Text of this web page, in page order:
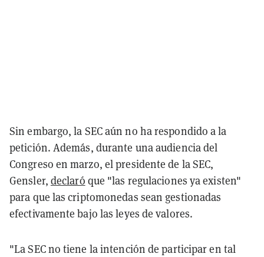
Sin embargo, la SEC aún no ha respondido a la
petición. Además, durante una audiencia del
Congreso en marzo, el presidente de la SEC,
Gensler, declaró que "las regulaciones ya existen"
para que las criptomonedas sean gestionadas
efectivamente bajo las leyes de valores.
"La SEC no tiene la intención de participar en tal